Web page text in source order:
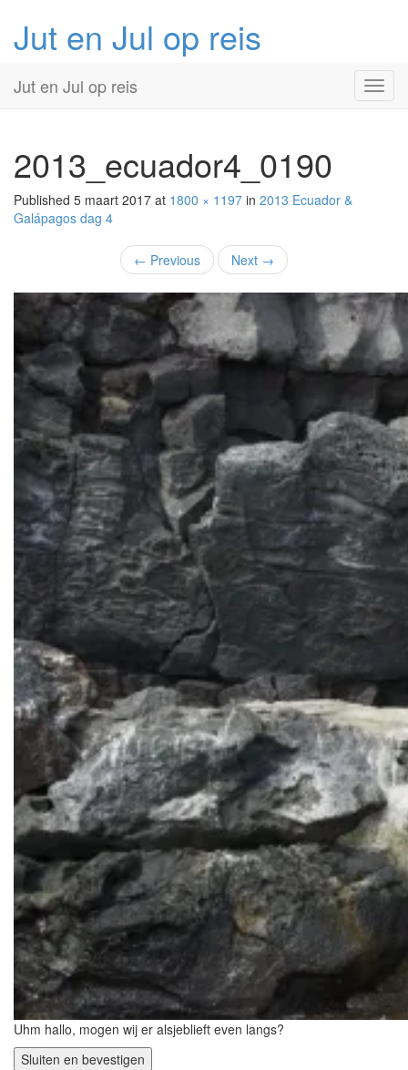
Jut en Jul op reis
Primary
Menu
content
Jut en Jul op reis
2013_ecuador4_0190
Published 5 maart 2017 at 1800 × 1197 in 2013 Ecuador &
Galápagos dag 4
← Previous Next →
Uhm hallo, mogen wij er alsjeblieft even langs?